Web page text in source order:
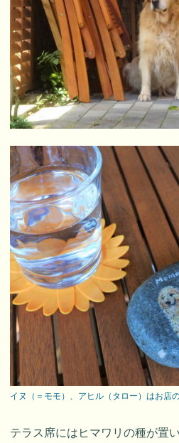
イヌ（＝モモ）、アヒル（タロー）はお店
テラス席にはヒマワリの種が置